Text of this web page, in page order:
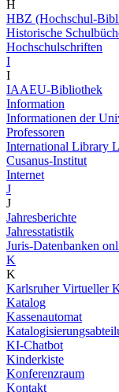
H
HBZ (Hochschul-
Historische
Hochschulschriften
I
I
IAAEU-Bibliothek
Information
Informationen der
Professoren
International Library
Cusanus-Institut
Internet
J
J
Jahresberichte
Jahresstatistik
Juris-Datenbanken
K
K
Karlsruher Virtueller
Katalog
Kassenautomat
KI-Chatbot
Kinderkiste
Konferenzraum
Kontakt